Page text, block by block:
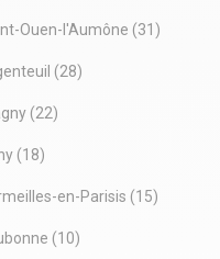
Ouen-l'Aumône (31)
(28)
(22)
(18)
en-Parisis (15)
(10)